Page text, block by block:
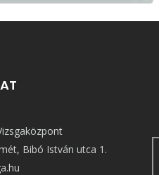
Bibó István utca 1.